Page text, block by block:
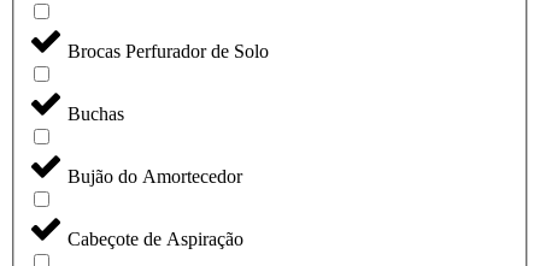
Brocas Perfurador de Solo
Buchas
Bujão do Amortecedor
Cabeçote de Aspiração